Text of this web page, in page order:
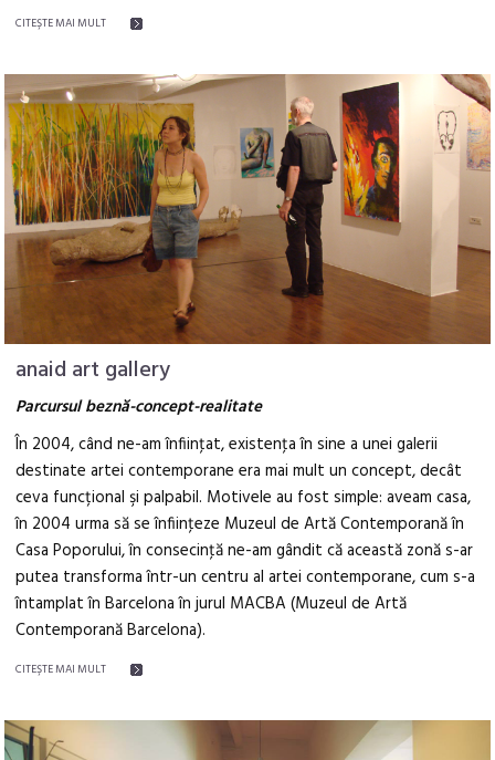
CITEŞTE MAI MULT
anaid art gallery
Parcursul beznă-concept-realitate
În 2004, când ne-am înfiinţat, existenţa în sine a unei galerii
destinate artei contemporane era mai mult un concept, decât
ceva funcțional şi palpabil. Motivele au fost simple: aveam casa,
în 2004 urma să se înfiinţeze Muzeul de Artă Contemporană în
Casa Poporului, în consecinţă ne-am gândit că această zonă s-ar
putea transforma într-un centru al artei contemporane, cum s-a
întamplat în Barcelona în jurul MACBA (Muzeul de Artă
Contemporană Barcelona).
CITEŞTE MAI MULT